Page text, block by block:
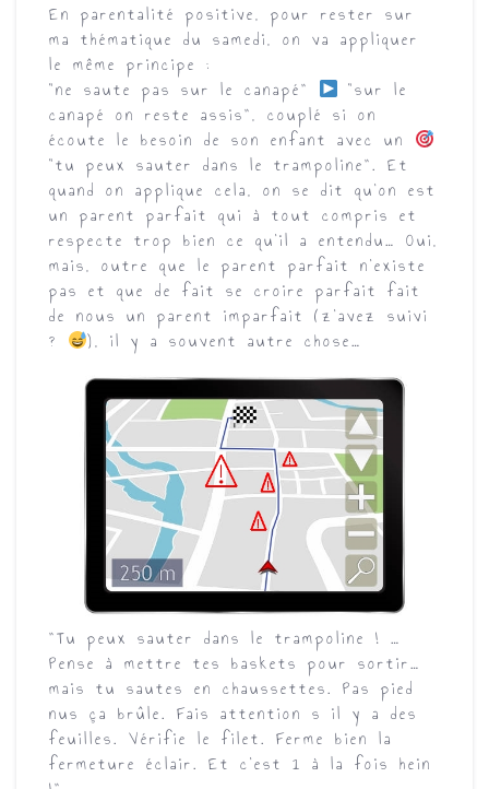
En parentalité positive, pour rester sur
ma thématique du samedi, on va appliquer
le même principe :
“ne saute pas sur le canapé”
“sur le
canapé on reste assis”, couplé si on
écoute le besoin de son enfant avec un
“tu peux sauter dans le trampoline”. Et
quand on applique cela, on se dit qu’on est
un parent parfait qui à tout compris et
respecte trop bien ce qu’il a entendu… Oui,
mais, outre que le parent parfait n’existe
pas et que de fait se croire parfait fait
de nous un parent imparfait (z’avez suivi
?
), il y a souvent autre chose…
”Tu peux sauter dans le trampoline ! …
Pense à mettre tes baskets pour sortir…
mais tu sautes en chaussettes. Pas pied
nus ça brûle. Fais attention s il y a des
feuilles. Vérifie le filet. Ferme bien la
fermeture éclair. Et c’est 1 à la fois hein